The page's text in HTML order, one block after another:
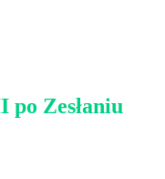
Zesłaniu